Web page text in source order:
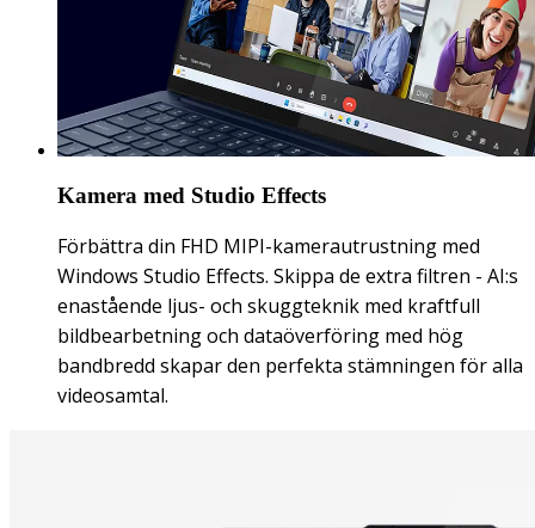
Kamera med Studio Effects
Förbättra din FHD MIPI-kamerautrustning med
Windows Studio Effects. Skippa de extra filtren - AI:s
enastående ljus- och skuggteknik med kraftfull
bildbearbetning och dataöverföring med hög
bandbredd skapar den perfekta stämningen för alla
videosamtal.